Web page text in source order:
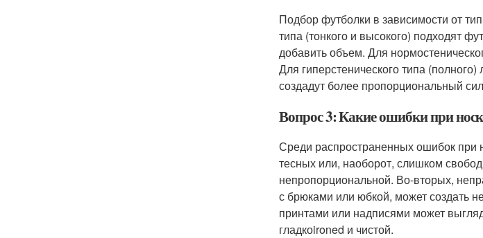
Подбор футболки в зависимости от
типа (тонкого и высокого) подходят
добавить объем. Для
Для гиперстенического типа
создадут более пропорциональный
Вопрос 3: Какие ошибки при
Среди распространенных ошибок при
тесных или, наоборот, слишком
непропорциональной. Во-вторых,
с брюками или юбкой, может создать
принтами или надписями может
гладкоironed и чистой.